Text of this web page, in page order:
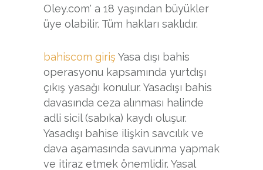
Oley.com' a 18 yaşından büyükler
üye olabilir. Tüm hakları saklıdır.
bahiscom giriş Yasa dışı bahis
operasyonu kapsamında yurtdışı
çıkış yasağı konulur. Yasadışı bahis
davasında ceza alınması halinde
adli sicil (sabıka) kaydı oluşur.
Yasadışı bahise ilişkin savcılık ve
dava aşamasında savunma yapmak
ve itiraz etmek önemlidir. Yasal